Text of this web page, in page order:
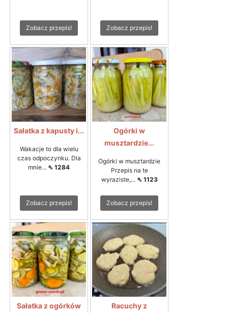
Zobacz przepis! Zobacz przepis!
Sałatka z kapusty i...
Wakacje to dla wielu
czas odpoczynku. Dla
mnie... ⇖ 1284
Zobacz przepis!
Ogórki w
musztardzie...
Ogórki w musztardzie
Przepis na te
wyraziste,... ⇖ 1123
Zobacz przepis!
Sałatka z ogórków
Racuchy z